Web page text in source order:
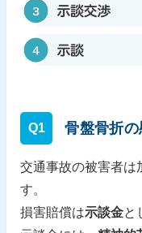
Q1 骨盤骨折
交通事故の被害者は
す。
損害賠償は示談金と